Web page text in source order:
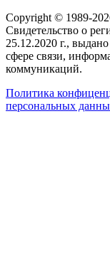
Copyright © 1989-
Свидетельство о
25.12.2020 г.,
сфере связи,
коммуникаций.
Политика
персональных